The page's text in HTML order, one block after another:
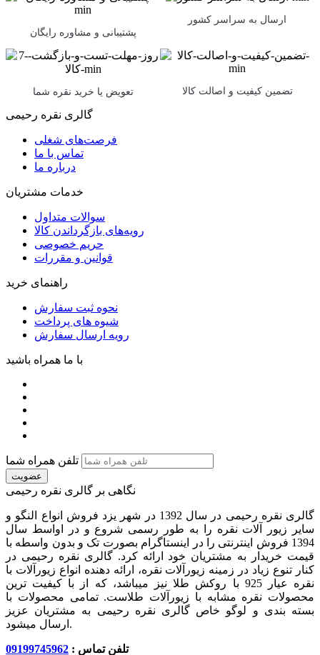
پشتیبانی و مشاوره رایگان
ارسال به سراسر کشور
تعویض یا خرید نقره شما تضمین کیفیت و اصالت کالا
گالری نقره رحیمی
فرصت‌های شغلی
تماس با ما
درباره ما
خدمات مشتریان
سوالات متداول
رویه‌های بازگرداندن کالا
حریم خصوصی
قوانین و مقررات
راهنمای خرید
نحوه ثبت سفارش
شیوه های پرداخت
رویه ارسال سفارش
با ما همراه باشید
تلفن همراه شما
عضویت
نگاهی بر گالری نقره رحیمی
گالری نقره رحیمی در سال 1392 در شهر یزد فروش انواع النگو و
سایر زیور آلات نقره را به طور رسمی شروع و در اواسط سال
1394 فروش اینترنتی را در اینستاگرام بصورت تک و بدون واسطه با
قیمت خریدار به مشتریان خود ارائه کرد. گالری نقره رحیمی در
کنار تنوع زیاد در زمینه زیورآلات نقره، ارائه دهنده انواع زیورآلات با
نقره عیار 925 با روکش طلا نیز میباشد، که از با کیفیت‏ ترین
محصولات نقره مشابه با زیورآلات طلاست. تمامی محصولات با
بسته بندی و لوگو خاص گالری نقره رحیمی به مشتریان عزیز
ارسال میشود.
تلفن تماس : 09199745962